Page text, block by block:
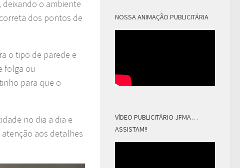
o ambiente
dos pontos de
o tipo de parede e
folga ou
para que o
no dia a dia e
aos detalhes
NOSSA ANIMAÇÃO PUBLICITÁRIA
VÍDEO PUBLICITÁRIO JFMA…
ASSISTAM!!